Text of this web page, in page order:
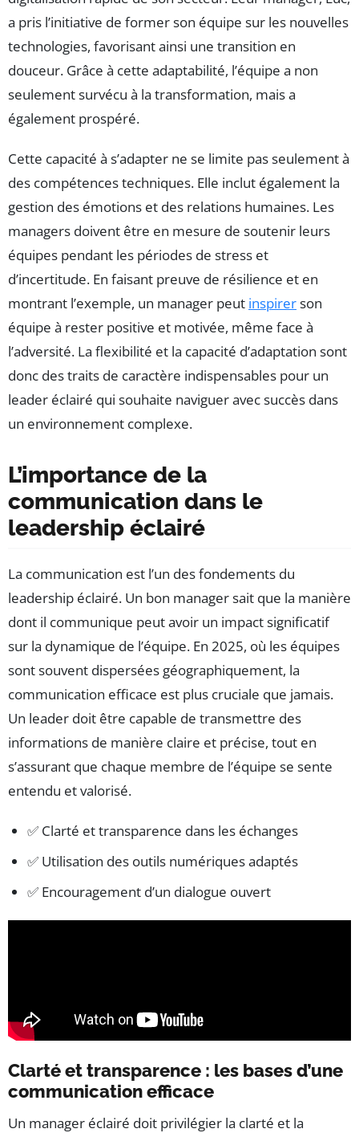
a pris l’initiative de former son équipe sur les nouvelles
technologies, favorisant ainsi une transition en
douceur. Grâce à cette adaptabilité, l’équipe a non
seulement survécu à la transformation, mais a
également prospéré.
Cette capacité à s’adapter ne se limite pas seulement à
des compétences techniques. Elle inclut également la
gestion des émotions et des relations humaines. Les
managers doivent être en mesure de soutenir leurs
équipes pendant les périodes de stress et
d’incertitude. En faisant preuve de résilience et en
montrant l’exemple, un manager peut inspirerson
équipe à rester positive et motivée, même face à
l’adversité. La flexibilité et la capacité d’adaptation sont
donc des traits de caractère indispensables pour un
leader éclairé qui souhaite naviguer avec succès dans
un environnement complexe.
L’importance de la
communication dans le
leadership éclairé
La communication est l’un des fondements du
leadership éclairé. Un bon manager sait que la manière
dont il communique peut avoir un impact significatif
sur la dynamique de l’équipe. En 2025, où les équipes
sont souvent dispersées géographiquement, la
communication efficace est plus cruciale que jamais.
Un leader doit être capable de transmettre des
informations de manière claire et précise, tout en
s’assurant que chaque membre de l’équipe se sente
entendu et valorisé.
✅ Clarté et transparence dans les échanges
✅ Utilisation des outils numériques adaptés
✅ Encouragement d’un dialogue ouvert
Clarté et transparence : les bases d’une
communication efficace
Un manager éclairé doit privilégier la clarté et la